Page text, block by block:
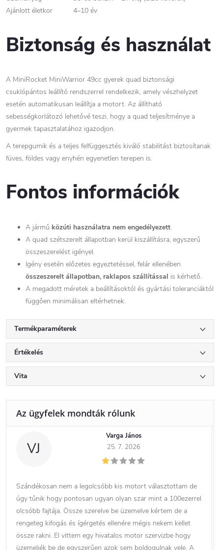
Ajánlott életkor
4–10 év
Biztonság és használat
A MiniRocket MiniWarrior 49cc gyerek quad biztonsági
csuklópántos leállító rendszerrel rendelkezik, amely vészhelyzet
esetén automatikusan leállítja a motort. Az állítható
sebességkorlátozó lehetővé teszi, hogy a quad teljesítménye a
gyermek tapasztalatához igazodjon.
A terepgumik és a teljes felfüggesztés kiváló stabilitást biztosítanak
füves, földes vagy enyhén egyenetlen terepen is.
Fontos információk
A jármű közúti használatra nem engedélyezett.
A quad szétszerelt állapotban kerül kiszállításra, egyszerű
összeszerelést igényel.
Igény esetén előzetes egyeztetéssel, felár ellenében
összeszerelt állapotban, raklapos szállítással is kérhető.
A megadott méretek a beállításoktól és gyártási toleranciáktól
függően minimálisan eltérhetnek.
Termékparaméterek
Értékelés
Vita
VJ
Varga János
25. 7. 2026
Szándékosan nem a legolcsóbb kis motort választottam de
úgy tűnik hogy pontosan ugyan olyan szar mint a 100ezerrel
olcsóbb fajtája. Össze szerelve be üzemelve kértem de a
rengeteg kifogás és ígérgetés ellenére mégis nekem kellet
össze rakni. El vittem egy hivatalos motor szervizbe hogy
üzemeljék be de egyszerűen azok sem boldogulnak vele. A